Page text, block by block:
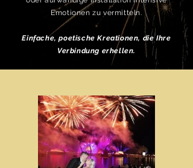
Emotionen zu vermitteln.
Einfache, poetische Kreationen, die Ihre
Verbindung erhellen.